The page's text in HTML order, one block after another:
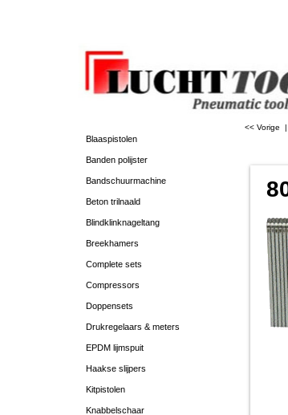
Blaaspistolen
Banden polijster
Bandschuurmachine
Beton trilnaald
Blindklinknageltang
Breekhamers
Complete sets
Compressors
Doppensets
Drukregelaars & meters
EPDM lijmspuit
Haakse slijpers
Kitpistolen
Knabbelschaar
<< Vorige |